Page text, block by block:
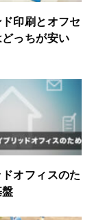
印刷とオフセ
っちが安い
オフィスのた